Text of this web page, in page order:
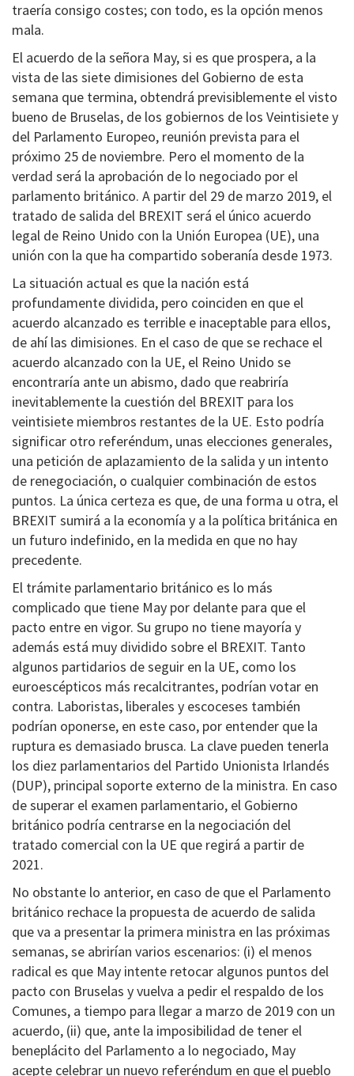
traería consigo costes; con todo, es la opción menos
mala.
El acuerdo de la señora May, si es que prospera, a la
vista de las siete dimisiones del Gobierno de esta
semana que termina, obtendrá previsiblemente el visto
bueno de Bruselas, de los gobiernos de los Veintisiete y
del Parlamento Europeo, reunión prevista para el
próximo 25 de noviembre. Pero el momento de la
verdad será la aprobación de lo negociado por el
parlamento británico. A partir del 29 de marzo 2019, el
tratado de salida del BREXIT será el único acuerdo
legal de Reino Unido con la Unión Europea (UE), una
unión con la que ha compartido soberanía desde 1973.
La situación actual es que la nación está
profundamente dividida, pero coinciden en que el
acuerdo alcanzado es terrible e inaceptable para ellos,
de ahí las dimisiones. En el caso de que se rechace el
acuerdo alcanzado con la UE, el Reino Unido se
encontraría ante un abismo, dado que reabriría
inevitablemente la cuestión del BREXIT para los
veintisiete miembros restantes de la UE. Esto podría
significar otro referéndum, unas elecciones generales,
una petición de aplazamiento de la salida y un intento
de renegociación, o cualquier combinación de estos
puntos. La única certeza es que, de una forma u otra, el
BREXIT sumirá a la economía y a la política británica en
un futuro indefinido, en la medida en que no hay
precedente.
El trámite parlamentario británico es lo más
complicado que tiene May por delante para que el
pacto entre en vigor. Su grupo no tiene mayoría y
además está muy dividido sobre el BREXIT. Tanto
algunos partidarios de seguir en la UE, como los
euroescépticos más recalcitrantes, podrían votar en
contra. Laboristas, liberales y escoceses también
podrían oponerse, en este caso, por entender que la
ruptura es demasiado brusca. La clave pueden tenerla
los diez parlamentarios del Partido Unionista Irlandés
(DUP), principal soporte externo de la ministra. En caso
de superar el examen parlamentario, el Gobierno
británico podría centrarse en la negociación del
tratado comercial con la UE que regirá a partir de
2021.
No obstante lo anterior, en caso de que el Parlamento
británico rechace la propuesta de acuerdo de salida
que va a presentar la primera ministra en las próximas
semanas, se abrirían varios escenarios: (i) el menos
radical es que May intente retocar algunos puntos del
pacto con Bruselas y vuelva a pedir el respaldo de los
Comunes, a tiempo para llegar a marzo de 2019 con un
acuerdo, (ii) que, ante la imposibilidad de tener el
beneplácito del Parlamento a lo negociado, May
acepte celebrar un nuevo referéndum en que el pueblo